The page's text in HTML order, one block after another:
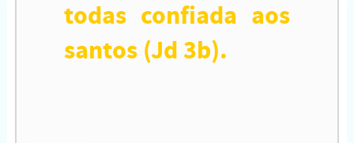
todas confiada aos
santos (Jd 3b).